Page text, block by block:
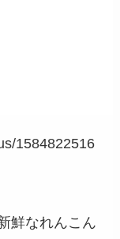
1584822516
鮮なれんこん